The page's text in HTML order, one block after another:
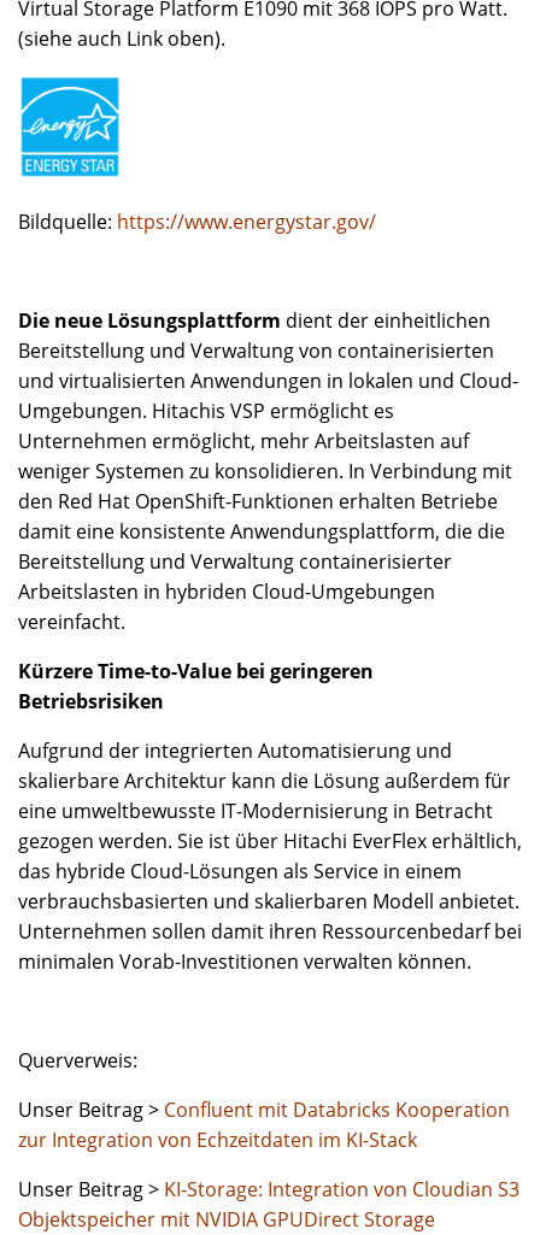
Virtual Storage Platform E1090 mit 368 IOPS pro Watt.
(siehe auch Link oben).
Bildquelle: https://www.energystar.gov/
Die neue Lösungsplattform dient der einheitlichen
Bereitstellung und Verwaltung von containerisierten
und virtualisierten Anwendungen in lokalen und Cloud-
Umgebungen. Hitachis VSP ermöglicht es
Unternehmen ermöglicht, mehr Arbeitslasten auf
weniger Systemen zu konsolidieren. In Verbindung mit
den Red Hat OpenShift-Funktionen erhalten Betriebe
damit eine konsistente Anwendungsplattform, die die
Bereitstellung und Verwaltung containerisierter
Arbeitslasten in hybriden Cloud-Umgebungen
vereinfacht.
Kürzere Time-to-Value bei geringeren
Betriebsrisiken
Aufgrund der integrierten Automatisierung und
skalierbare Architektur kann die Lösung außerdem für
eine umweltbewusste IT-Modernisierung in Betracht
gezogen werden. Sie ist über Hitachi EverFlex erhältlich,
das hybride Cloud-Lösungen als Service in einem
verbrauchsbasierten und skalierbaren Modell anbietet.
Unternehmen sollen damit ihren Ressourcenbedarf bei
minimalen Vorab-Investitionen verwalten können.
Querverweis:
Unser Beitrag > Confluent mit Databricks Kooperation
zur Integration von Echzeitdaten im KI-Stack
Unser Beitrag > KI-Storage: Integration von Cloudian S3
Objektspeicher mit NVIDIA GPUDirect Storage